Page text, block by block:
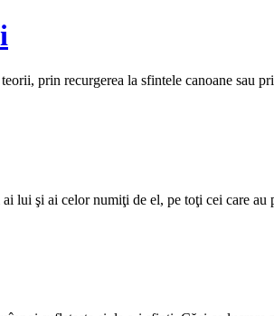
prin recurgerea la sfintele canoane sau
lui şi ai celor numiţi de el, pe toţi cei care au